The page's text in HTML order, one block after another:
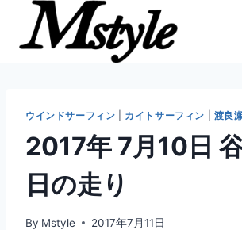
ウインドサーフィン カイトサーフィン 渡良
2017年 7月10日
日の走り
By Mstyle 2017年7月11日